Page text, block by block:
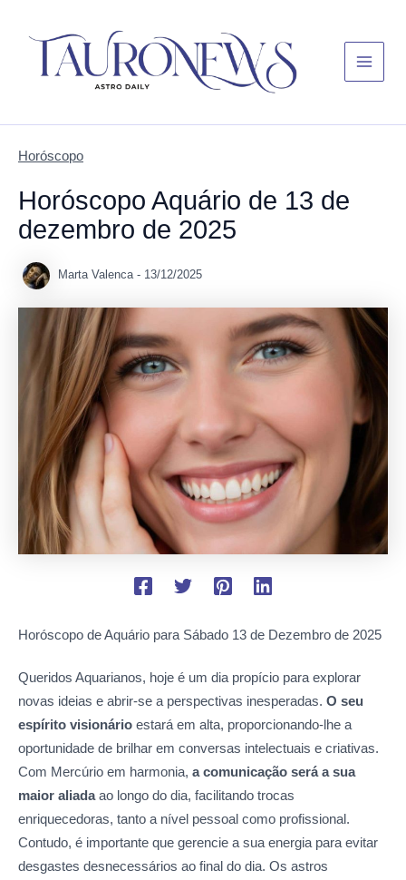
Menu
Horóscopo
Horóscopo Aquário de 13 de
dezembro de 2025
Marta Valenca - 13/12/2025
Horóscopo de Aquário para Sábado 13 de Dezembro de 2025
Queridos Aquarianos, hoje é um dia propício para explorar
novas ideias e abrir-se a perspectivas inesperadas. O seu
espírito visionário estará em alta, proporcionando-lhe a
oportunidade de brilhar em conversas intelectuais e criativas.
Com Mercúrio em harmonia, a comunicação será a sua
maior aliadaao longo do dia, facilitando trocas
enriquecedoras, tanto a nível pessoal como profissional.
Contudo, é importante que gerencie a sua energia para evitar
desgastes desnecessários ao final do dia. Os astros